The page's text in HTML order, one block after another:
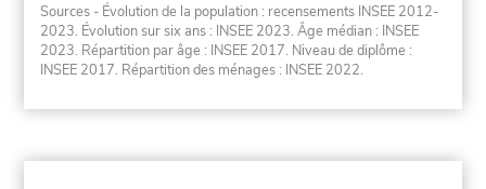
Sources - Évolution de la population : recensements INSEE 2012-
2023. Évolution sur six ans : INSEE 2023. Âge médian : INSEE
2023. Répartition par âge : INSEE 2017. Niveau de diplôme :
INSEE 2017. Répartition des ménages : INSEE 2022.